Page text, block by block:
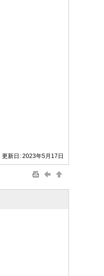
更新日: 2023年5月17日